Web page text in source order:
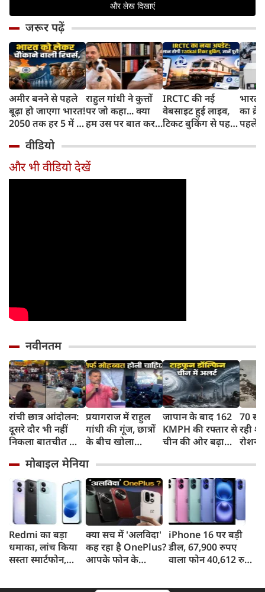
जरूर पढ़ें
अमीर बनने से पहले
बूढ़ा हो जाएगा भारत!
2050 तक हर 5 में 1
साल से ज्यादा उम्र का
राहुल गांधी ने कुत्तों
पर जो कहा... क्या
हम उस पर बात कर
IRCTC की नई
वेबसाइट हुई लाइव,
टिकट बुकिंग से पहले
काम, जानें पूरा
भारत
का
पहले
और
वीडियो
और भी वीडियो देखें
नवीनतम
रांची छात्र आंदोलन:
दूसरे दौर भी नहीं
निकला बातचीत का
जयराम महतो ने
किया अनशन का
ऐलान
प्रयागराज में राहुल
गांधी की गूंज, छात्रों
के बीच खोला
दरवाजों' का सच
जापान के बाद 162
KMPH की रफ्तार से
चीन की ओर बढ़ा
में अलर्ट, बंदरगाह,
स्कूल बंद, उड़ानें रद्द
70
रही
रोशन
मिटा
मोबाइल मेनिया
Redmi का बड़ा
धमाका, लांच किया
सस्ता स्मार्टफोन,
क्या सच में 'अलविदा'
कह रहा है OnePlus?
आपके फोन के
iPhone 16 पर बड़ी
डील, 67,900 रुपए
वाला फोन 40,612 रुपए